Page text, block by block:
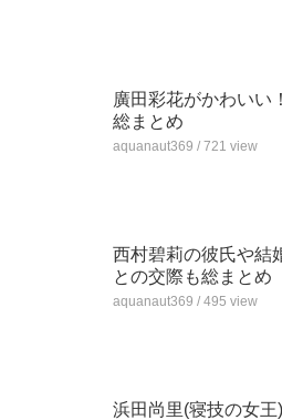
廣田彩花がかわいい
総まとめ
aquanaut369 / 721 view
西村碧莉の彼氏や結
との交際も総まとめ
aquanaut369 / 495 view
浜田尚里(寝技の女